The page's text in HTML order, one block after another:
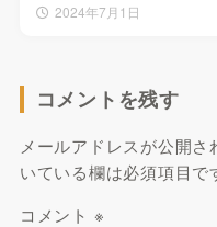
2024年7月1日
コメントを残す
メールアドレスが公開さ
いている欄は必須項目で
コメント ※